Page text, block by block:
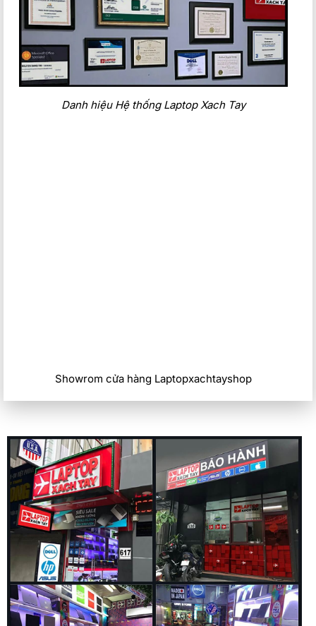
Danh hiệu Hệ thống Laptop Xach Tay
Showrom cửa hàng Laptopxachtayshop